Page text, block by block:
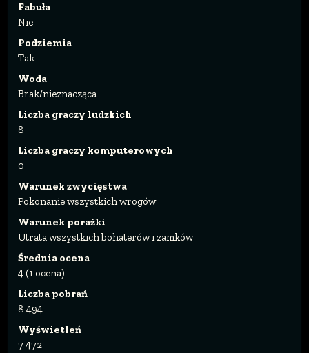
Fabuła
Nie
Podziemia
Tak
Woda
Brak/nieznacząca
Liczba graczy ludzkich
8
Liczba graczy komputerowych
0
Warunek zwycięstwa
Pokonanie wszystkich wrogów
Warunek porażki
Utrata wszystkich bohaterów i zamków
Średnia ocena
4 (1 ocena)
Liczba pobrań
8 494
Wyświetleń
7 472